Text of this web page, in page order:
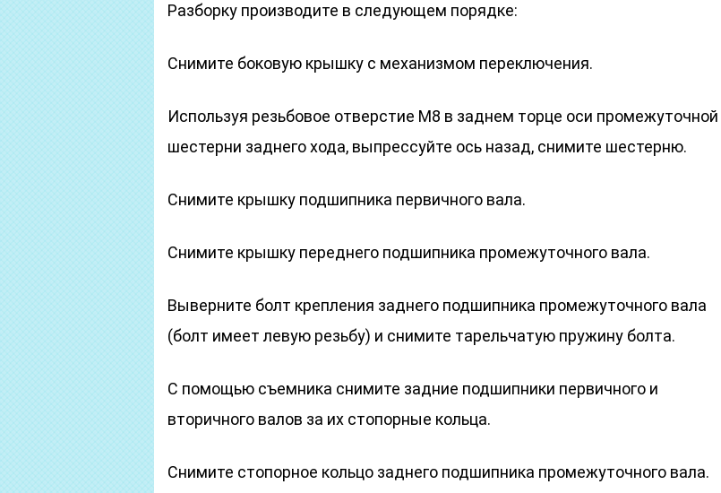
Разборку производите в следующем порядке:
Снимите боковую крышку с механизмом переключения.
Используя резьбовое отверстие М8 в заднем торце оси промежуточной
шестерни заднего хода, выпрессуйте ось назад, снимите шестерню.
Снимите крышку подшипника первичного вала.
Снимите крышку переднего подшипника промежуточного вала.
Выверните болт крепления заднего подшипника промежуточного вала
(болт имеет левую резьбу) и снимите тарельчатую пружину болта.
С помощью съемника снимите задние подшипники первичного и
вторичного валов за их стопорные кольца.
Снимите стопорное кольцо заднего подшипника промежуточного вала.